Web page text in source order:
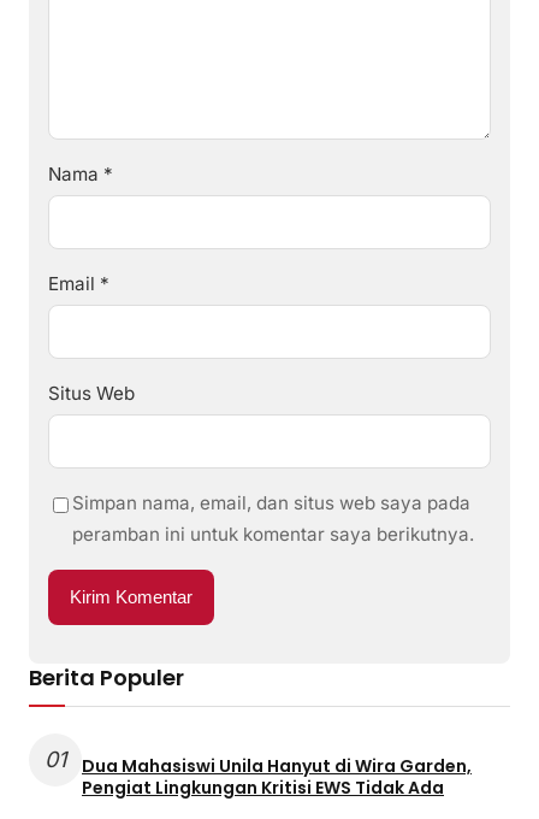
Nama *
Email *
Situs Web
Simpan nama, email, dan situs web saya pada
peramban ini untuk komentar saya berikutnya.
Berita Populer
01
Dua Mahasiswi Unila Hanyut di Wira Garden,
Pengiat Lingkungan Kritisi EWS Tidak Ada